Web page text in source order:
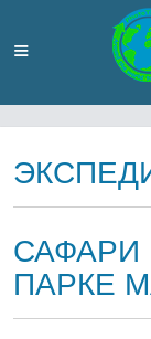
ПАРКЕ